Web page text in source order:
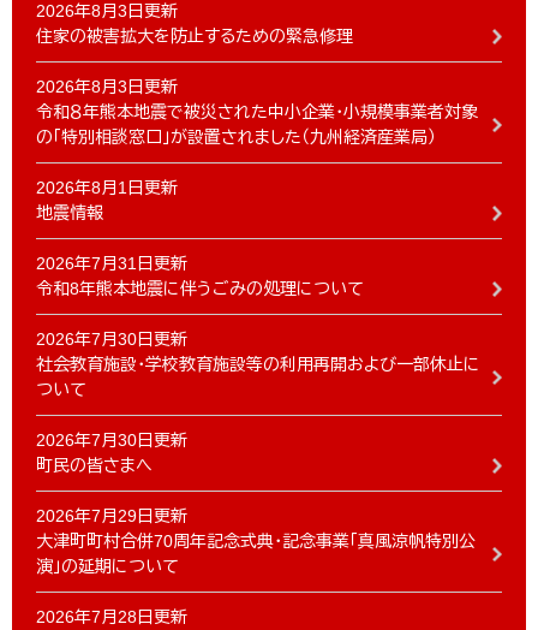
2026年8月3日更新
住家の被害拡大を防止するための緊急修理
2026年8月3日更新
令和８年熊本地震で被災された中小企業・小規模事業者対象
の「特別相談窓口」が設置されました（九州経済産業局）
2026年8月1日更新
地震情報
2026年7月31日更新
令和8年熊本地震に伴うごみの処理について
2026年7月30日更新
社会教育施設・学校教育施設等の利用再開および一部休止に
ついて
2026年7月30日更新
町民の皆さまへ
2026年7月29日更新
大津町町村合併70周年記念式典・記念事業「真風涼帆特別公
演」の延期について
2026年7月28日更新